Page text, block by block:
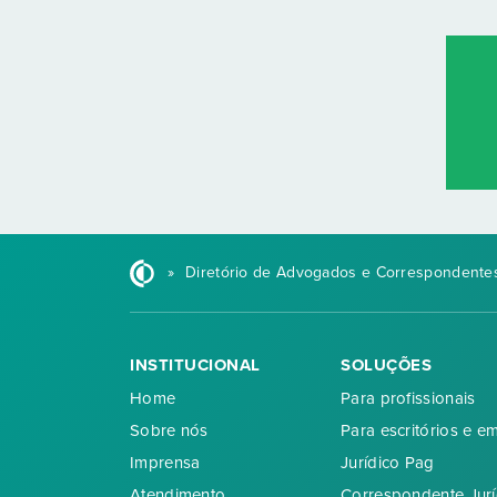
» Diretório de Advogados e
INSTITUCIONAL
Home
Sobre nós
Imprensa
SOLUÇÕES
Para profissionais
Para escritórios e
Jurídico Pag